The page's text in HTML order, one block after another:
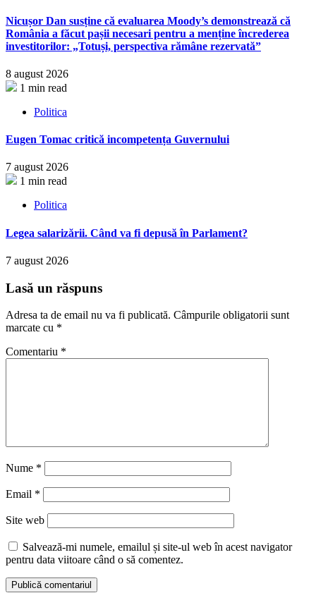
Nicușor Dan susține că evaluarea Moody’s demonstrează că
România a făcut pașii necesari pentru a menține încrederea
investitorilor: „Totuși, perspectiva rămâne rezervată”
8 august 2026
1 min read
Politica
Eugen Tomac critică incompetența Guvernului
7 august 2026
1 min read
Politica
Legea salarizării. Când va fi depusă în Parlament?
7 august 2026
Lasă un răspuns
Adresa ta de email nu va fi publicată. Câmpurile obligatorii sunt
marcate cu *
Comentariu *
Nume *
Email *
Site web
Salvează-mi numele, emailul și site-ul web în acest navigator
pentru data viitoare când o să comentez.